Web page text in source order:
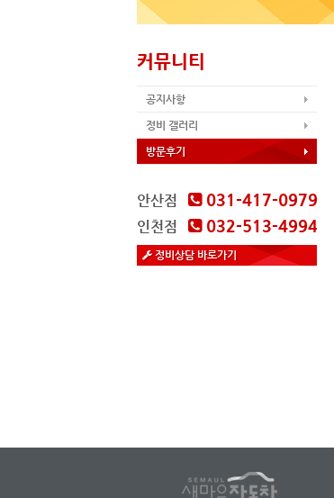
커뮤니티
공지사항
정비 갤러리
방문후기
안산점 031-417-0979
인천점 032-513-4994
정비상담 바로가기